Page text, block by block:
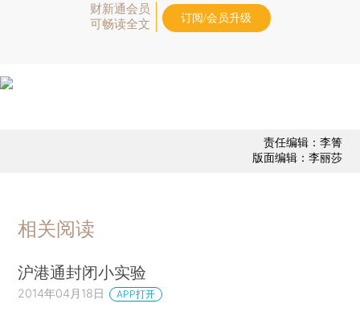
财新通会员
可畅读全文
订阅/会员升级
责任编辑：李箐
版面编辑：李丽莎
相关阅读
沪港通封闭小实验
2014年04月18日 APP打开